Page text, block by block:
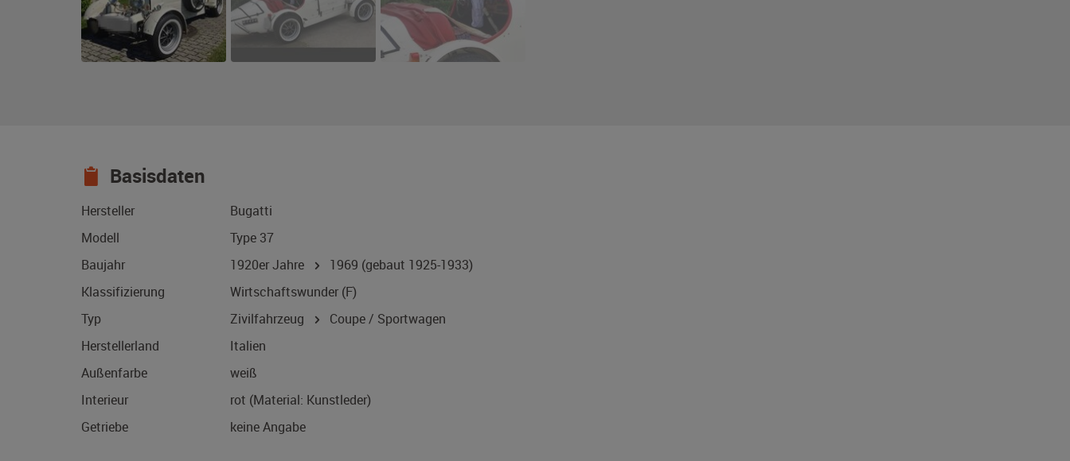
Basisdaten
Hersteller
Bugatti
Modell
Type 37
Baujahr
1920er Jahre 1969 (gebaut 1925-1933)
Klassifizierung
Wirtschaftswunder (F)
Typ
Zivilfahrzeug
Coupe / Sportwagen
Herstellerland
Italien
Außenfarbe
weiß
Interieur
rot (Material: Kunstleder)
Getriebe
keine Angabe